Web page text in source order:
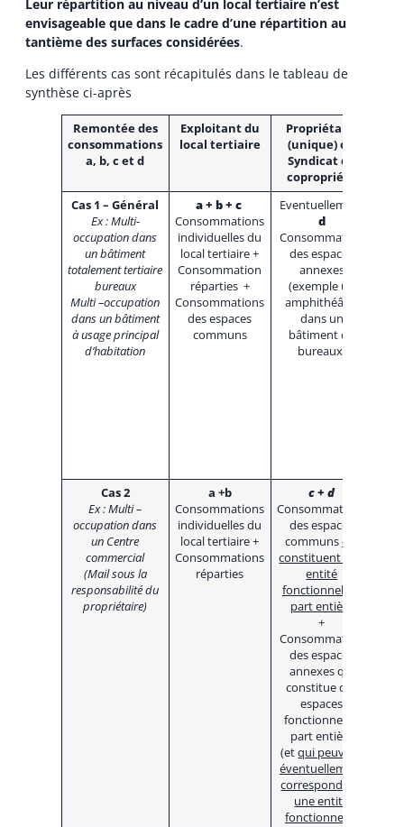
Leur répartition au niveau d’un local tertiaire n’est
envisageable que dans le cadre d’une répartition au
tantième des surfaces considérées.
Les différents cas sont récapitulés dans le tableau de
synthèse ci-après
Remontée des
consommations
a, b, c et d
Exploitant du
local tertiaire
Propriétaire
(unique) ou
Syndicat de
copropriété
Cas 1 – Général
Ex : Multi-
occupation dans
un bâtiment
totalement tertiaire
bureaux
Multi –occupation
dans un bâtiment
à usage principal
d’habitation
a + b + c
Consommations
individuelles du
local tertiaire +
Consommation
réparties +
Consommations
des espaces
communs
Eventuellement
d
Consommation
des espaces
annexes
(exemple un
amphithéâtre
dans un
bâtiment de
bureaux)
Cas 2
Ex : Multi –
occupation dans
un Centre
commercial
(Mail sous la
responsabilité du
propriétaire)
a +b
Consommations
individuelles du
local tertiaire +
Consommations
réparties
c + d
Consommations
des espaces
communsqui
constituent une
entité
fonctionnelle à
part entière
+
Consommation
des espaces
annexes qui
constitue des
espaces
fonctionnels à
part entière
(etqui peuvent
éventuellement
correspondre à
une entité
fonctionnelle)